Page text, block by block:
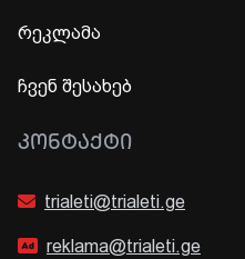
რეკლამა
ჩვენ შესახებ
ᲙᲝᲜᲢᲐᲥᲢᲘ
trialeti@trialeti.ge
reklama@trialeti.ge